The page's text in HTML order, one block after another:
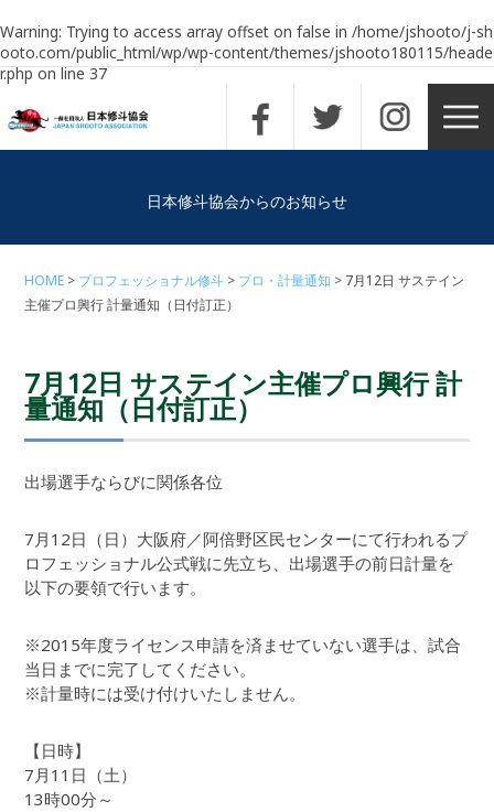
Warning: Trying to access array offset on false in /home/jshooto/j-sh
ooto.com/public_html/wp/wp-content/themes/jshooto180115/heade
r.phpon line37
日本修斗協会からのお知らせ
HOME プロフェッショナル修斗 プロ・計量通知
7月12日 サステイン
主催プロ興行 計量通知（日付訂正）
7月12日 サステイン主催プロ興行 計
量通知（日付訂正）
出場選手ならびに関係各位
7月12日（日）大阪府／阿倍野区民センターにて行われるプ
ロフェッショナル公式戦に先立ち、出場選手の前日計量を
以下の要領で行います。
※2015年度ライセンス申請を済ませていない選手は、試合
当日までに完了してください。
※計量時には受け付けいたしません。
【日時】
7月11日（土）
13時00分～